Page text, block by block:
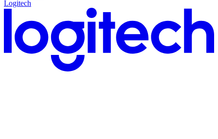
Logitech